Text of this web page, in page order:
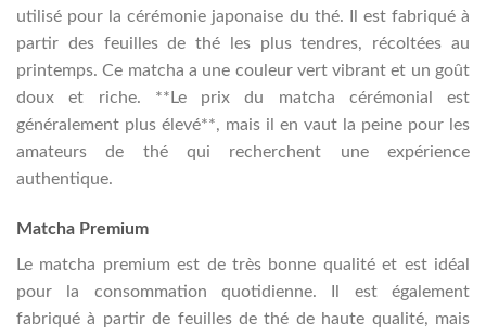
utilisé pour la cérémonie japonaise du thé. Il est fabriqué à
partir des feuilles de thé les plus tendres, récoltées au
printemps. Ce matcha a une couleur vert vibrant et un goût
doux et riche. **Le prix du matcha cérémonial est
généralement plus élevé**, mais il en vaut la peine pour les
amateurs de thé qui recherchent une expérience
authentique.
Matcha Premium
Le matcha premium est de très bonne qualité et est idéal
pour la consommation quotidienne. Il est également
fabriqué à partir de feuilles de thé de haute qualité, mais